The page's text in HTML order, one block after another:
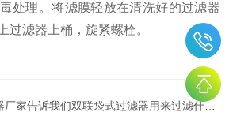
处理。将滤膜轻放在清洗好的过滤器
过滤器上桶，旋紧螺栓。
家告诉我们双联袋式过滤器用来过滤什么？